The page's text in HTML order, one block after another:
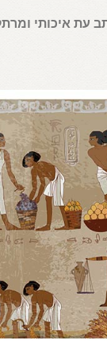
עת איכותי